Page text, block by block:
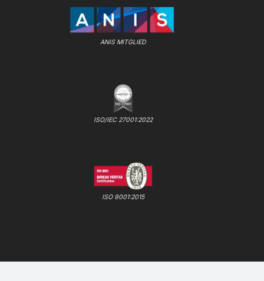
ANIS MITGLIED
ISO/IEC 27001:2022
ISO 9001:2015